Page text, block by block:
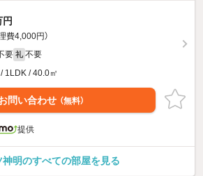
円
費4,000円）
要 礼 不要
1LDK / 40.0㎡
問い合わせ （無料）
提供
神明のすべての部屋を見る